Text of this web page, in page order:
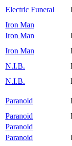
Electric Funeral
Iron Man
Iron Man
Iron Man
N.I.B.
N.I.B.
Paranoid
Paranoid
Paranoid
Paranoid